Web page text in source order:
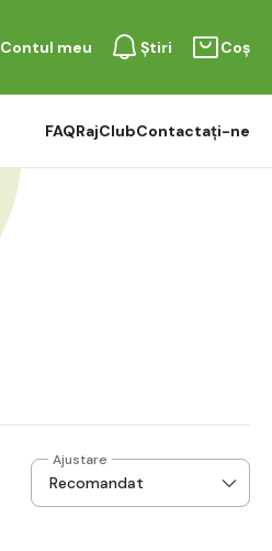
Contul meu Știri Coș
FAQRajClubContactați-ne
Ajustare